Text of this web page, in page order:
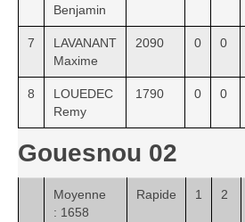
Benjamin
7
LAVANANT
Maxime
2090 0 0
8
LOUEDEC
Remy
1790 0 0
Gouesnou 02
Moyenne
: 1658
Rapide 1 2